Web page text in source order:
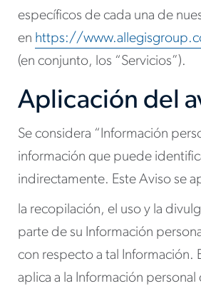
específicos de cada una de
en https://
(en conjunto, los “Servicios”).
Aplicación del
Se considera “Información
información que puede
indirectamente. Este Aviso se
la recopilación, el uso y la
parte de su Información
con respecto a tal Información.
aplica a la Información